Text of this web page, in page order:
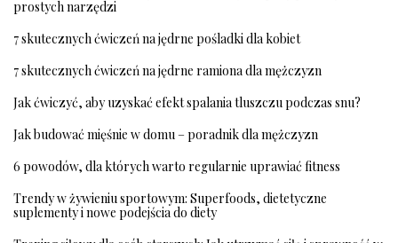
prostych narzędzi
7 skutecznych ćwiczeń na jędrne pośladki dla kobiet
7 skutecznych ćwiczeń na jędrne ramiona dla mężczyzn
Jak ćwiczyć, aby uzyskać efekt spalania tluszczu podczas snu?
Jak budować mięśnie w domu – poradnik dla mężczyzn
6 powodów, dla których warto regularnie uprawiać fitness
Trendy w żywieniu sportowym: Superfoods, dietetyczne
suplementy i nowe podejścia do diety